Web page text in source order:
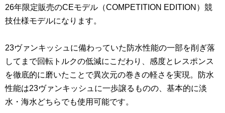
26年限定販売のCEモデル（COMPETITION EDITION）競
技仕様モデルになります。
23ヴァンキッシュに備わっていた防水性能の一部を削ぎ落
してまで回転トルクの低減にこだわり、感度とレスポンス
を徹底的に磨いたことで異次元の巻きの軽さを実現。防水
性能は23ヴァンキッシュに一歩譲るものの、基本的に淡
水・海水どちらでも使用可能です。